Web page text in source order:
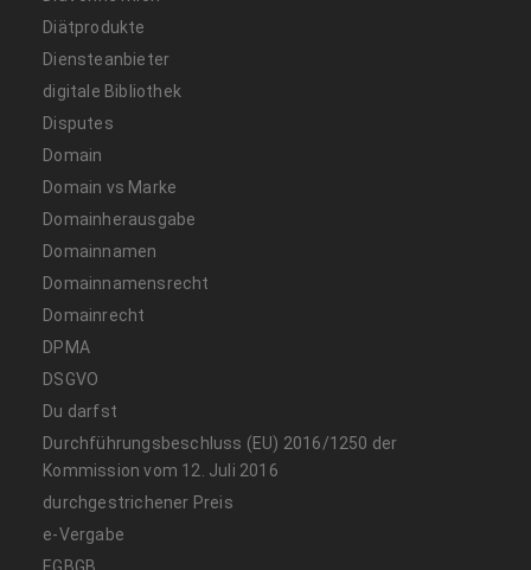
Diätprodukte
Diensteanbieter
digitale Bibliothek
Disputes
Domain
Domain vs Marke
Domainherausgabe
Domainnamen
Domainnamensrecht
Domainrecht
DPMA
DSGVO
Du darfst
Durchführungsbeschluss (EU) 2016/1250 der
Kommission vom 12. Juli 2016
durchgestrichener Preis
e-Vergabe
EGBGB